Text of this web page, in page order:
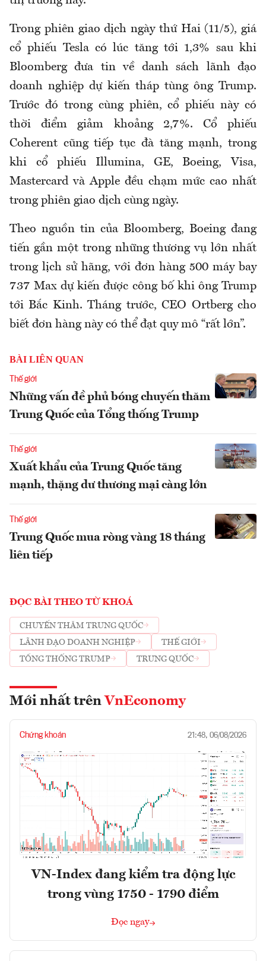
Trong phiên giao dịch ngày thứ Hai (11/5), giá
cổ phiếu Tesla có lúc tăng tới 1,3% sau khi
Bloomberg đưa tin về danh sách lãnh đạo
doanh nghiệp dự kiến tháp tùng ông Trump.
Trước đó trong cùng phiên, cổ phiếu này có
thời điểm giảm khoảng 2,7%. Cổ phiếu
Coherent cũng tiếp tục đà tăng mạnh, trong
khi cổ phiếu Illumina, GE, Boeing, Visa,
Mastercard và Apple đều chạm mức cao nhất
trong phiên giao dịch cùng ngày.
Theo nguồn tin của Bloomberg, Boeing đang
tiến gần một trong những thương vụ lớn nhất
trong lịch sử hãng, với đơn hàng 500 máy bay
737 Max dự kiến được công bố khi ông Trump
tới Bắc Kinh. Tháng trước, CEO Ortberg cho
biết đơn hàng này có thể đạt quy mô “rất lớn”.
BÀI LIÊN QUAN
Thế giới
Những vấn đề phủ bóng chuyến thăm
Trung Quốc của Tổng thống Trump
Thế giới
Xuất khẩu của Trung Quốc tăng
mạnh, thặng dư thương mại càng lớn
Thế giới
Trung Quốc mua ròng vàng 18 tháng
liên tiếp
ĐỌC BÀI THEO TỪ KHOÁ
CHUYẾN THĂM TRUNG QUỐC
LÃNH ĐẠO DOANH NGHIỆP
THẾ GIỚI
TỔNG THỐNG TRUMP
TRUNG QUỐC
Mới nhất trên VnEconomy
Chứng khoán 21:48, 06/08/2026
VN-Index đang kiểm tra động lực
trong vùng 1750 - 1790 điểm
Đọc ngay